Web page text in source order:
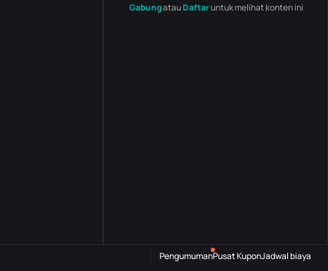
GabungatauDaftaruntuk melihat konten ini
PengumumanPusat KuponJadwal biaya